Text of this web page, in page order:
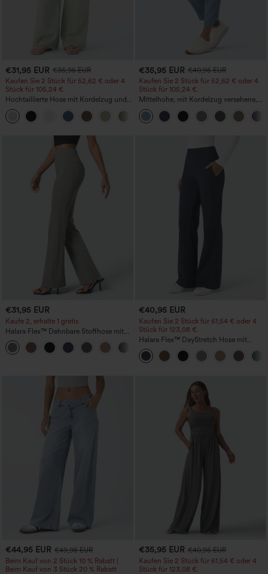
€31,95 EUR €35,95 EUR
Kaufen Sie 2 Stück für 52,62 € oder 4
Stück für 105,24 €.
Hochtaillierte Hose mit Kordelzug und
Taschen, weitem Bein, lässig und locker
in Leinenoptik
+15
€35,95 EUR €40,95 EUR
Kaufen Sie 2 Stück für 52,62 € oder 4
Stück für 105,24 €.
Mittelhohe, mit Kordelzug versehene,
schnelltrocknende Golfhose mit schmal
zulaufendem Schnitt, abgerundetem
Saum und Taschen – UPF 40+
€31,95 EUR
Kaufe 2, erhalte 1 gratis
Halara Flex™ Dehnbare Stoffhose mit
hohem Bund und Seitentasche hinten
€40,95 EUR
Kaufen Sie 2 Stück für 61,54 € oder 4
Stück für 123,08 €.
Halara Flex™ DayStretch Hose mit
mittlerer Bundhöhe, seitlicher
Reißverschlusstasche und
Work‑Flare‑Schnitt
€44,95 EUR €49,95 EUR
Beim Kauf von 2 Stück 10 % Rabatt |
Beim Kauf von 3 Stück 20 % Rabatt
€35,95 EUR €40,95 EUR
Kaufen Sie 2 Stück für 61,54 € oder 4
Stück für 123,08 €.